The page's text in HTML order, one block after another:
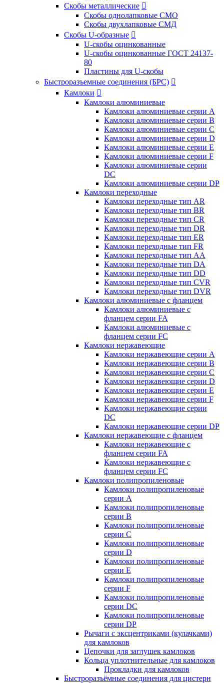
Скобы металлические 
Скобы однолапковые СМО
Скобы двухлапковые СМД
Скобы U-образные 
U-скобы оцинкованные
U-скобы оцинкованные ГОСТ 24137-
80
Пластины для U-скобы
Быстроразъемные соединения (БРС) 
Камлоки 
Камлоки алюминиевые
Камлоки алюминиевые серии А
Камлоки алюминиевые серии B
Камлоки алюминиевые серии C
Камлоки алюминиевые серии D
Камлоки алюминиевые серии E
Камлоки алюминиевые серии F
Камлоки алюминиевые серии
DC
Камлоки алюминиевые серии DP
Камлоки переходные
Камлоки переходные тип AR
Камлоки переходные тип BR
Камлоки переходные тип CR
Камлоки переходные тип DR
Камлоки переходные тип ER
Камлоки переходные тип FR
Камлоки переходные тип AA
Камлоки переходные тип DA
Камлоки переходные тип DD
Камлоки переходные тип CVR
Камлоки переходные тип DVR
Камлоки алюминиевые с фланцем
Камлоки алюминиевые с
фланцем серии FA
Камлоки алюминиевые с
фланцем серии FC
Камлоки нержавеющие
Камлоки нержавеющие серии А
Камлоки нержавеющие серии В
Камлоки нержавеющие серии C
Камлоки нержавеющие серии D
Камлоки нержавеющие серии E
Камлоки нержавеющие серии F
Камлоки нержавеющие серии
DC
Камлоки нержавеющие серии DP
Камлоки нержавеющие с фланцем
Камлоки нержавеющие с
фланцем серии FA
Камлоки нержавеющие с
фланцем серии FC
Камлоки полипропиленовые
Камлоки полипропиленовые
серии А
Камлоки полипропиленовые
серии B
Камлоки полипропиленовые
серии C
Камлоки полипропиленовые
серии D
Камлоки полипропиленовые
серии Е
Камлоки полипропиленовые
серии F
Камлоки полипропиленовые
серии DC
Камлоки полипропиленовые
серии DP
Рычаги с эксцентриками (кулачками)
для камлоков
Цепочки для заглушек камлоков
Кольца уплотнительные для камлоков
Прокладки для камлоков
Быстроразъёмные соединения для цистерн